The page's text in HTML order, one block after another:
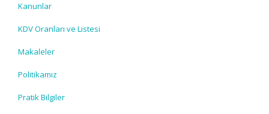
Kanunlar
KDV Oranları ve Listesi
Makaleler
Politikamız
Pratik Bilgiler